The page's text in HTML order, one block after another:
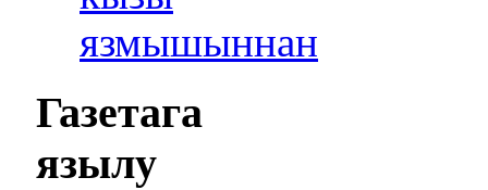
язмышыннан
Газетага
язылу